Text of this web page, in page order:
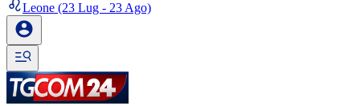
Leone (23 Lug - 23 Ago)